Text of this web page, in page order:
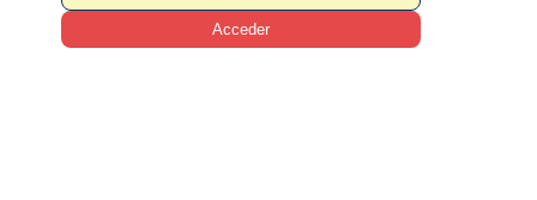
Acceder